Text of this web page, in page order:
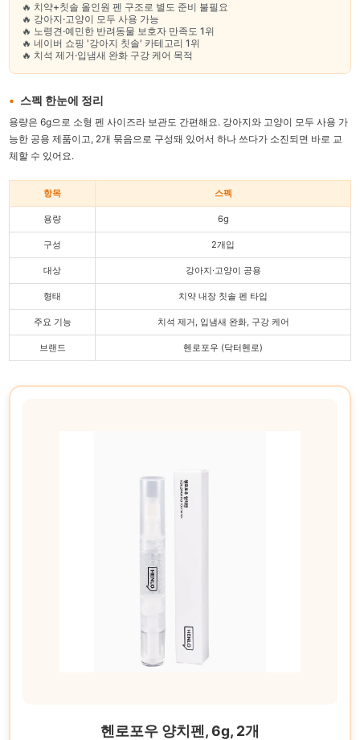
🔥 치약+칫솔 올인원 펜 구조로 별도 준비 불필요
🔥 강아지·고양이 모두 사용 가능
🔥 노령견·예민한 반려동물 보호자 만족도 1위
🔥 네이버 쇼핑 '강아지 칫솔' 카테고리 1위
🔥 치석 제거·입냄새 완화 구강 케어 목적
스펙 한눈에 정리
용량은 6g으로 소형 펜 사이즈라 보관도 간편해요. 강아지와 고양이 모두 사용 가
능한 공용 제품이고, 2개 묶음으로 구성돼 있어서 하나 쓰다가 소진되면 바로 교
체할 수 있어요.
항목 스펙
용량 6g
구성 2개입
대상 강아지·고양이 공용
형태 치약 내장 칫솔 펜 타입
주요 기능 치석 제거, 입냄새 완화, 구강 케어
브랜드 헨로포우 (닥터헨로)
헨로포우 양치펜, 6g, 2개